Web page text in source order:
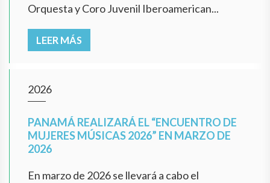
Orquesta y Coro Juvenil Iberoamerican...
LEER MÁS
2026
PANAMÁ REALIZARÁ EL “ENCUENTRO DE
MUJERES MÚSICAS 2026” EN MARZO DE
2026
En marzo de 2026 se llevará a cabo el